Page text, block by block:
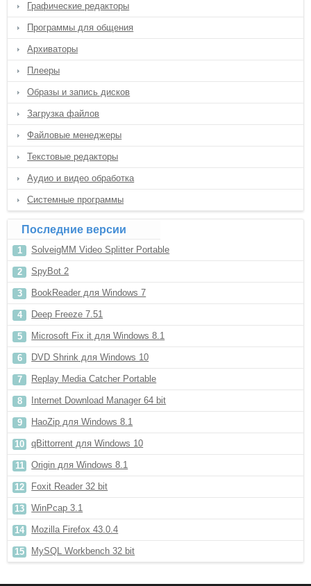
Графические редакторы
Программы для общения
Архиваторы
Плееры
Образы и запись дисков
Загрузка файлов
Файловые менеджеры
Текстовые редакторы
Аудио и видео обработка
Системные программы
Последние версии
SolveigMM Video Splitter Portable
SpyBot 2
BookReader для Windows 7
Deep Freeze 7.51
Microsoft Fix it для Windows 8.1
DVD Shrink для Windows 10
Replay Media Catcher Portable
Internet Download Manager 64 bit
HaoZip для Windows 8.1
qBittorrent для Windows 10
Origin для Windows 8.1
Foxit Reader 32 bit
WinPcap 3.1
Mozilla Firefox 43.0.4
MySQL Workbench 32 bit